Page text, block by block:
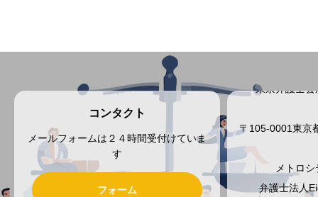
コンタクト
メールフォームは２４時間受付けていま
す
フォーム
東京弁護士
〒105-0001東京
メトロ
弁護士法人